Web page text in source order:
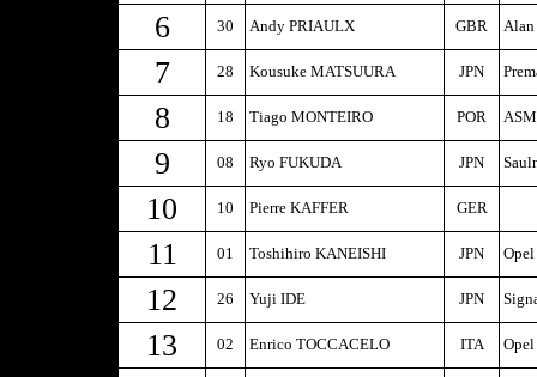
6 30 Andy PRIAULX GBR
7 28 Kousuke MATSUURA JPN
8 18 Tiago MONTEIRO POR
9 08 Ryo FUKUDA JPN
10 10 Pierre KAFFER GER
11 01 Toshihiro KANEISHI JPN Opel
12 26 Yuji IDE JPN
13 02 Enrico TOCCACELO ITA Opel